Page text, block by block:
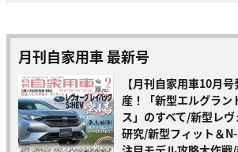
月刊自家用車 最新号
【月刊自家用車10月
産！「新型エルグラン
ス」のすべて/新型レ
研究/新型フィット＆